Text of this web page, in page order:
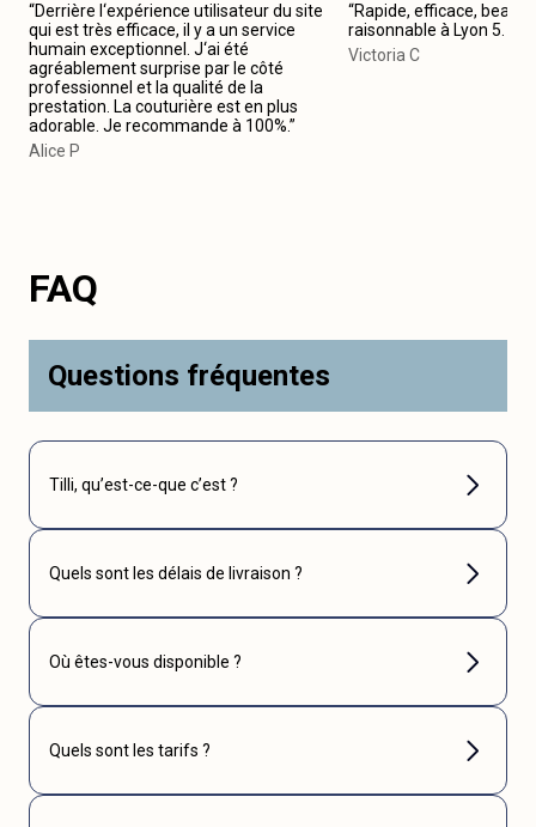
“Derrière l‘expérience utilisateur du site
qui est très efficace, il y a un service
humain exceptionnel. J‘ai été
agréablement surprise par le côté
professionnel et la qualité de la
prestation. La couturière est en plus
adorable. Je recommande à 100%.”
Alice P
“Rapide, efficace, beau
raisonnable à Lyon 5. Je
Victoria C
FAQ
Questions fréquentes
Tilli, qu’est-ce-que c’est ?
Quels sont les délais de livraison ?
Où êtes-vous disponible ?
Quels sont les tarifs ?